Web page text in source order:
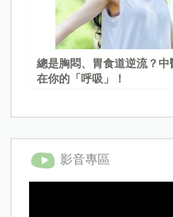
總是胸悶、胃食道逆流？
在你的「呼吸」！
影音專區